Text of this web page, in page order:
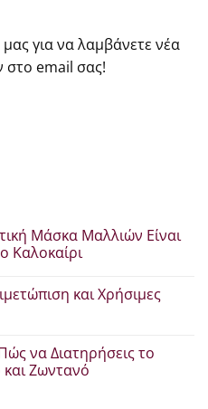
για να λαμβάνετε νέα
στο email σας!
Μάσκα Μαλλιών Είναι
Καλοκαίρι
και Χρήσιμες
να Διατηρήσεις το
Ζωντανό